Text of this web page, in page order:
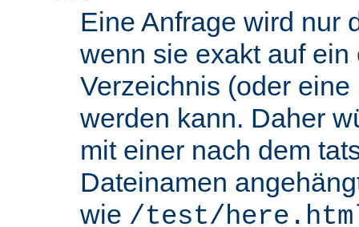
Eine Anfrage wird nur
wenn sie exakt auf
Verzeichnis (oder
werden kann. Daher
mit einer nach dem
Dateinamen
wie /test/